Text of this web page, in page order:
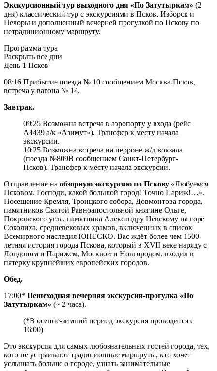
Экскурсионный тур выходного дня «По Затутыркам» (2
дня) классический тур с экскурсиями в Псков, Изборск и
Печоры и дополненный вечерней прогулкой по Пскову по
нетрадиционному маршруту.
Программа тура
Раскрыть все дни
День 1 Псков
08:16 Прибытие поезда № 10 сообщением Москва-Псков,
встреча у вагона № 14.
Завтрак.
09:25 Возможна встреча в аэропорту у входа (рейс
А4439 а/к «Азимут»). Трансфер к месту начала
экскурсии.
10:25 Возможна встреча на перроне ж/д вокзала
(поезда №809В сообщением Санкт-Петербург-
Псков). Трансфер к месту начала экскурсии.
Отправление на обзорную экскурсию по Пскову «Любуемся
Псковом. Господи, какой большой город! Точно Париж!…».
Посещение Кремля, Троицкого собора, Довмонтова города,
памятников Святой Равноапостольной княгине Ольге,
Покровского угла, памятника Александру Невскому на горе
Соколиха, средневековых храмов, включенных в список
Всемирного наследия ЮНЕСКО. Вас ждёт более чем 1500-
летняя история города Пскова, который в XVII веке наряду с
Лондоном и Парижем, Москвой и Новгородом, входил в
пятерку крупнейших европейских городов.
Обед.
17:00* Пешеходная вечерняя экскурсия-прогулка «По
Затутыркам» (~ 2 часа).
(*В осенне-зимний период экскурсия проводится с
16:00)
Это экскурсия для самых любознательных гостей города, тех,
кого не устраивают традиционные маршруты, кто хочет
услышать больше о городе, узнать занимательные